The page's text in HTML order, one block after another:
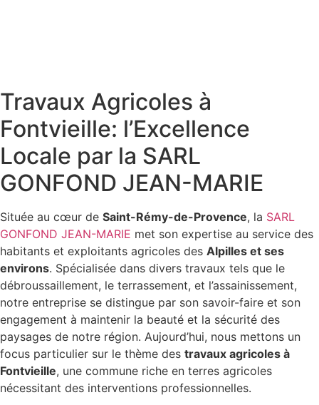
Travaux Agricoles à
Fontvieille: l’Excellence
Locale par la SARL
GONFOND JEAN-MARIE
Située au cœur de Saint-Rémy-de-Provence, la SARL
GONFOND JEAN-MARIE met son expertise au service des
habitants et exploitants agricoles des Alpilles et ses
environs. Spécialisée dans divers travaux tels que le
débroussaillement, le terrassement, et l’assainissement,
notre entreprise se distingue par son savoir-faire et son
engagement à maintenir la beauté et la sécurité des
paysages de notre région. Aujourd’hui, nous mettons un
focus particulier sur le thème des travaux agricoles à
Fontvieille, une commune riche en terres agricoles
nécessitant des interventions professionnelles.